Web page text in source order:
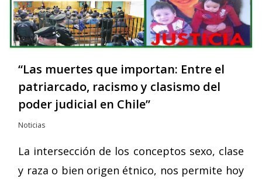
“Las muertes que importan: Entre el
patriarcado, racismo y clasismo del
poder judicial en Chile”
Noticias
La intersección de los conceptos sexo, clase
y raza o bien origen étnico, nos permite hoy